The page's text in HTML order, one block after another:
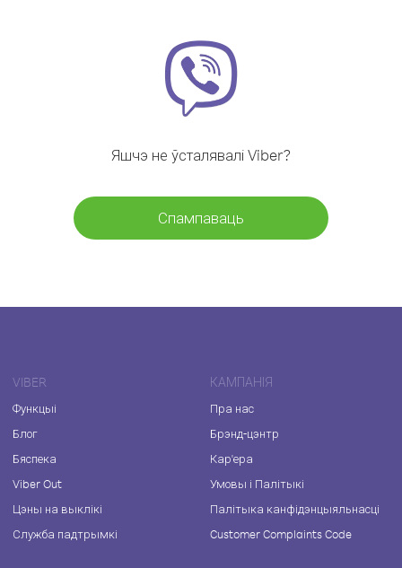
Яшчэ не ўсталявалі Viber?
Спампаваць
VIBER
Функцыі
Блог
Бяспека
Viber Out
Цэны на выклікі
Служба падтрымкі
КАМПАНІЯ
Пра нас
Брэнд-цэнтр
Кар'ера
Умовы і Палітыкі
Палітыка канфідэнцыяльнасці
Customer Complaints Code